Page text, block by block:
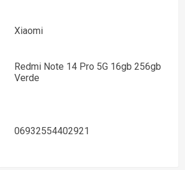
Xiaomi
Redmi Note 14 Pro 5G 16gb 256gb
Verde
06932554402921